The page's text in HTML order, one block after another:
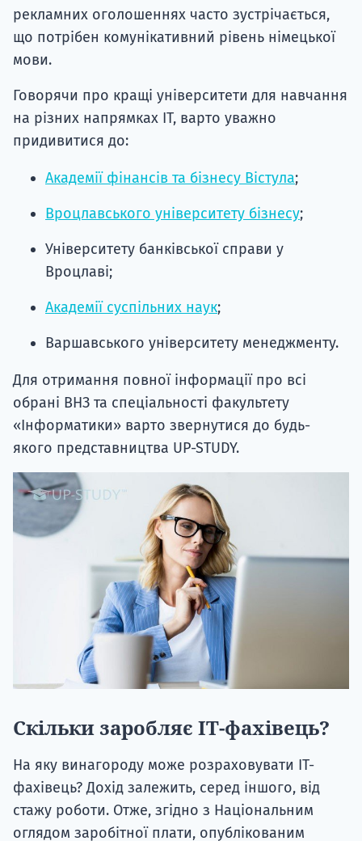
рекламних оголошеннях часто зустрічається,
що потрібен комунікативний рівень німецької
мови.
Говорячи про кращі університети для навчання
на різних напрямках ІТ, варто уважно
придивитися до:
Академії фінансів та бізнесу Вістула;
Вроцлавського університету бізнесу;
Університету банківської справи у
Вроцлаві;
Академії суспільних наук;
Варшавського університету менеджменту.
Для отримання повної інформації про всі
обрані ВНЗ та спеціальності факультету
«Інформатики» варто звернутися до будь-
якого представництва UP-STUDY.
Скільки заробляє ІТ-фахівець?
На яку винагороду може розраховувати ІТ-
фахівець? Дохід залежить, серед іншого, від
стажу роботи. Отже, згідно з Національним
оглядом заробітної плати, опублікованим